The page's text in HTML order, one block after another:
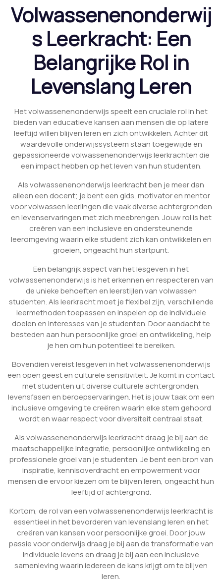
Volwassenenonderwij
s Leerkracht: Een
Belangrijke Rol in
Levenslang Leren
Het volwassenenonderwijs speelt een cruciale rol in het
bieden van educatieve kansen aan mensen die op latere
leeftijd willen blijven leren en zich ontwikkelen. Achter dit
waardevolle onderwijssysteem staan toegewijde en
gepassioneerde volwassenenonderwijs leerkrachten die
een impact hebben op het leven van hun studenten.
Als volwassenenonderwijs leerkracht ben je meer dan
alleen een docent; je bent een gids, motivator en mentor
voor volwassen leerlingen die vaak diverse achtergronden
en levenservaringen met zich meebrengen. Jouw rol is het
creëren van een inclusieve en ondersteunende
leeromgeving waarin elke student zich kan ontwikkelen en
groeien, ongeacht hun startpunt.
Een belangrijk aspect van het lesgeven in het
volwassenenonderwijs is het erkennen en respecteren van
de unieke behoeften en leerstijlen van volwassen
studenten. Als leerkracht moet je flexibel zijn, verschillende
leermethoden toepassen en inspelen op de individuele
doelen en interesses van je studenten. Door aandacht te
besteden aan hun persoonlijke groei en ontwikkeling, help
je hen om hun potentieel te bereiken.
Bovendien vereist lesgeven in het volwassenenonderwijs
een open geest en culturele sensitiviteit. Je komt in contact
met studenten uit diverse culturele achtergronden,
levensfasen en beroepservaringen. Het is jouw taak om een
inclusieve omgeving te creëren waarin elke stem gehoord
wordt en waar respect voor diversiteit centraal staat.
Als volwassenenonderwijs leerkracht draag je bij aan de
maatschappelijke integratie, persoonlijke ontwikkeling en
professionele groei van je studenten. Je bent een bron van
inspiratie, kennisoverdracht en empowerment voor
mensen die ervoor kiezen om te blijven leren, ongeacht hun
leeftijd of achtergrond.
Kortom, de rol van een volwassenenonderwijs leerkracht is
essentieel in het bevorderen van levenslang leren en het
creëren van kansen voor persoonlijke groei. Door jouw
passie voor onderwijs draag je bij aan de transformatie van
individuele levens en draag je bij aan een inclusieve
samenleving waarin iedereen de kans krijgt om te blijven
leren.